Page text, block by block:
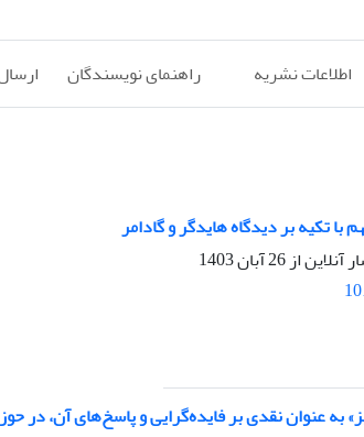
اطلاعات نشریه راهنمای نویسندگان
تکیه بر دیدگاه هایدگر و گادامر
آنلاین از26 آبان 1403
به عنوان نقدی بر فایده‏‌گرایی و پاسخ‌های آن، در